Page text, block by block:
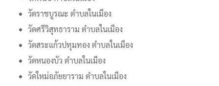
วัดราชบูรณะ ตำบลในเมือง
วัดศรีวิสุทธาราม ตำบลในเมือง
วัดสระแก้วปทุมทอง ตำบลในเมือง
วัดหนองบัว ตำบลในเมือง
วัดใหม่อภัยยาราม ตำบลในเมือง